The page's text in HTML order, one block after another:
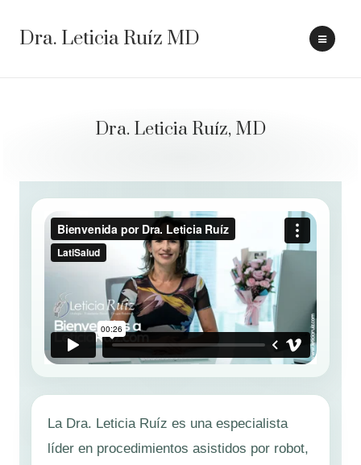
Dra. Leticia Ruíz MD
Dra. Leticia Ruíz, MD
La Dra. Leticia Ruíz es una especialista
líder en procedimientos asistidos por robot,